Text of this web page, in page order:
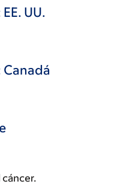
UU.
Canadá